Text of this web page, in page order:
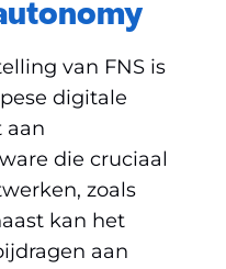
van FNS is
digitale
aan
die cruciaal
zoals
kan het
aan